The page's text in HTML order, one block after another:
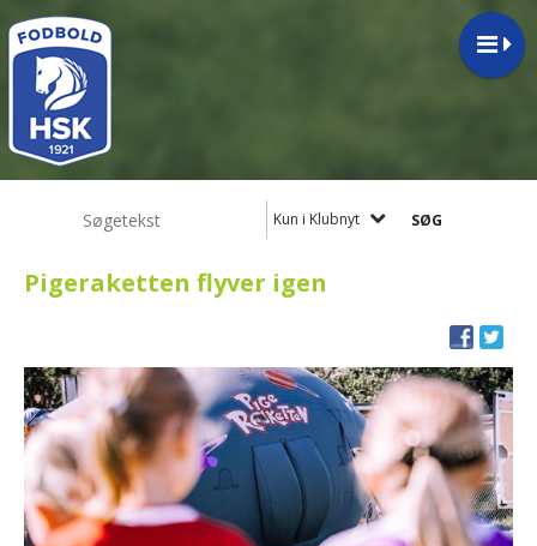
Kun i Klubnyt
Pigeraketten flyver igen